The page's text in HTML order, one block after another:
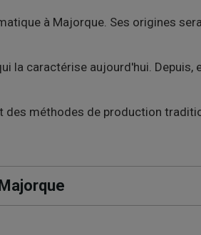
à Majorque. Ses origines
la caractérise aujourd'hui. Depuis,
des méthodes de production